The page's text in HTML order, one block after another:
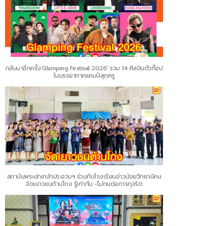
กลับมาอีกครั้ง‘Glamping Festival 2026’ รวม 14 ศิลปินตัวท็อป
ในบรรยากาศแคมป์สุดหรู
สถาบันพระปกเกล้าประจวบฯ ร่วมกับโรงเรียนอ่าวน้อยวิทยานิคม
จัดเยาวชนต้านโกง รู้เท่าทัน -ไม่ทนต่อการทุจริต